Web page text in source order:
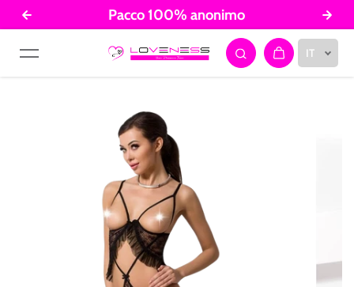
Salta al contenuto Pacco 100% anonimo
IT